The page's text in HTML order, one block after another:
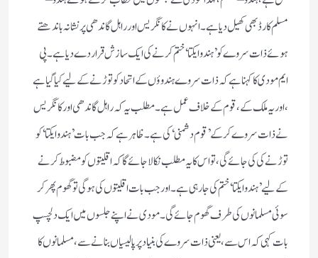
مسلم کارڈ بھی کھیل دیا ہے ۔ انہوں نے کانگریس اور راہل گاندھی پر نشانہ باندھتے
ہوئے ذات سروے کو ’ ہندو ایکتا ‘ ختم کرنے کی ایک سازش قرار دے دیا ہے ۔ پی
ایم مودی کا کہنا ہے کہ ذات سروے ہندوؤں کے اتحاد کو توڑنے کے لیے کیا گیا ہے
، اور یہ ملک کے ، قوم کے خلاف عمل ہے ۔ مطلب یہ کہ راہل گاندھی اور کانگریس
نے ذات سروے کر کے ’ قوم دشمنی ‘ کی ہے ۔ ظاہر ہے کہ جب بات ’ ہندو ایکتا ‘ کو
توڑنے کی کی جائے گی ، تو اس کا یہ مطلب نکالا جائے گا کہ اقلیتوں کو مضبوط کرنے
کے لیے ’ ہندو ایکتا ‘ ختم کی جا رہی ہے ۔ اور جب بات اقلیتوں کی ہو گی تو گھوم پھر کر
سوئی مسلمانوں کی طرف گھوم جائے گی ۔ مودی نے اپنے جلسوں میں ایک دلچسپ
بات کہی کہ اس سے ، یعنی ذات سروے کی بنیاد پر پالیسیاں بنانے سے ، مسلمانوں کا